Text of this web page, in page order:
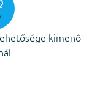
kimenő